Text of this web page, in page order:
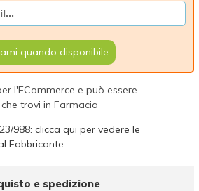
quando disponibile
l'ECommerce e può essere
trovi in Farmacia
988: clicca qui per vedere le
Fabbricante
e spedizione